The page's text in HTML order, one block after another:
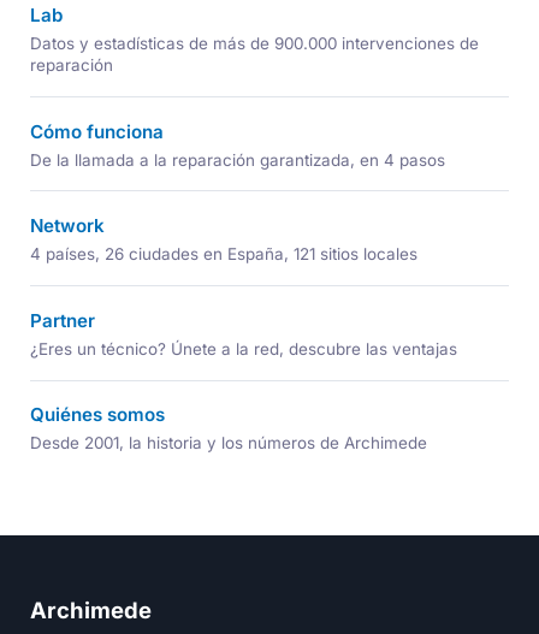
Lab
Datos y estadísticas de más de 900.000 intervenciones de
reparación
Cómo funciona
De la llamada a la reparación garantizada, en 4 pasos
Network
4 países, 26 ciudades en España, 121 sitios locales
Partner
¿Eres un técnico? Únete a la red, descubre las ventajas
Quiénes somos
Desde 2001, la historia y los números de Archimede
Archimede